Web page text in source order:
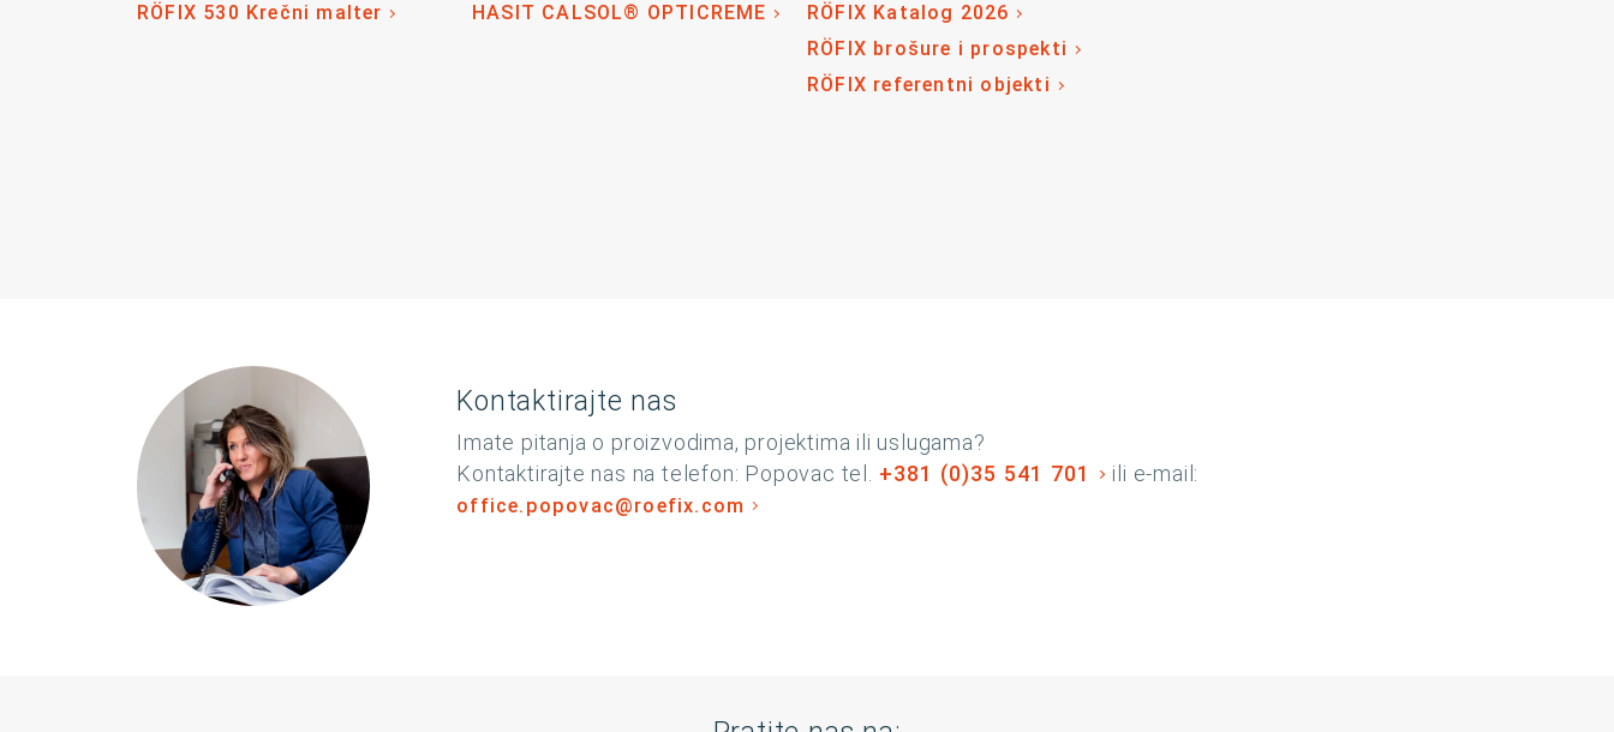
RÖFIX 530 Krečni malter
HASIT CALSOL® OPTICREME
RÖFIX Katalog 2026
RÖFIX brošure i prospekti
RÖFIX referentni objekti
Kontaktirajte nas
Imate pitanja o proizvodima, projektima ili uslugama?
Kontaktirajte nas na telefon: Popovac tel. +381 (0)35 541 701 ili e-mail:
office.popovac@roefix.com